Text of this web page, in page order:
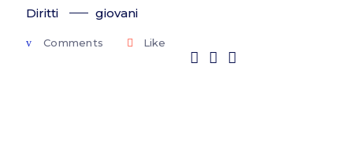
Diritti giovani
Comments Like